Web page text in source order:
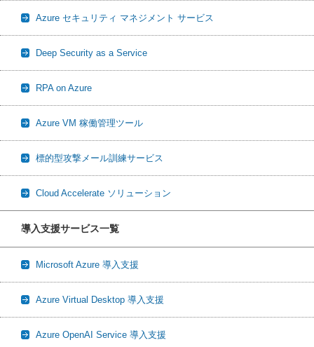
Azure セキュリティ マネジメント サービス
Deep Security as a Service
RPA on Azure
Azure VM 稼働管理ツール
標的型攻撃メール訓練サービス
Cloud Accelerate ソリューション
導入支援サービス一覧
Microsoft Azure 導入支援
Azure Virtual Desktop 導入支援
Azure OpenAI Service 導入支援